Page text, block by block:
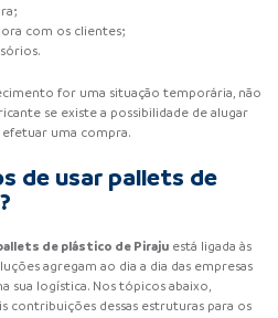
com os clientes;
for uma situação temporária, não
se existe a possibilidade de alugar
uma compra.
de usar pallets de
de plástico de Piraju está ligada às
agregam ao dia a dia das empresas
sua logística. Nos tópicos abaixo,
contribuições dessas estruturas para os